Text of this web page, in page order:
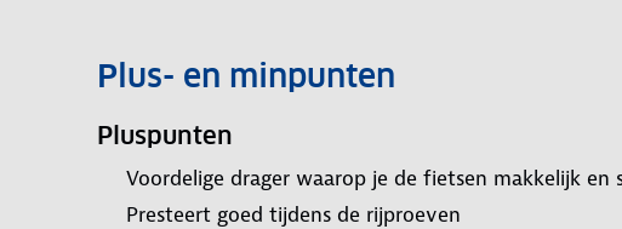
Plus- en minpunten
Pluspunten
Voordelige drager waarop je de fietsen makkelijk en
Presteert goed tijdens de rijproeven